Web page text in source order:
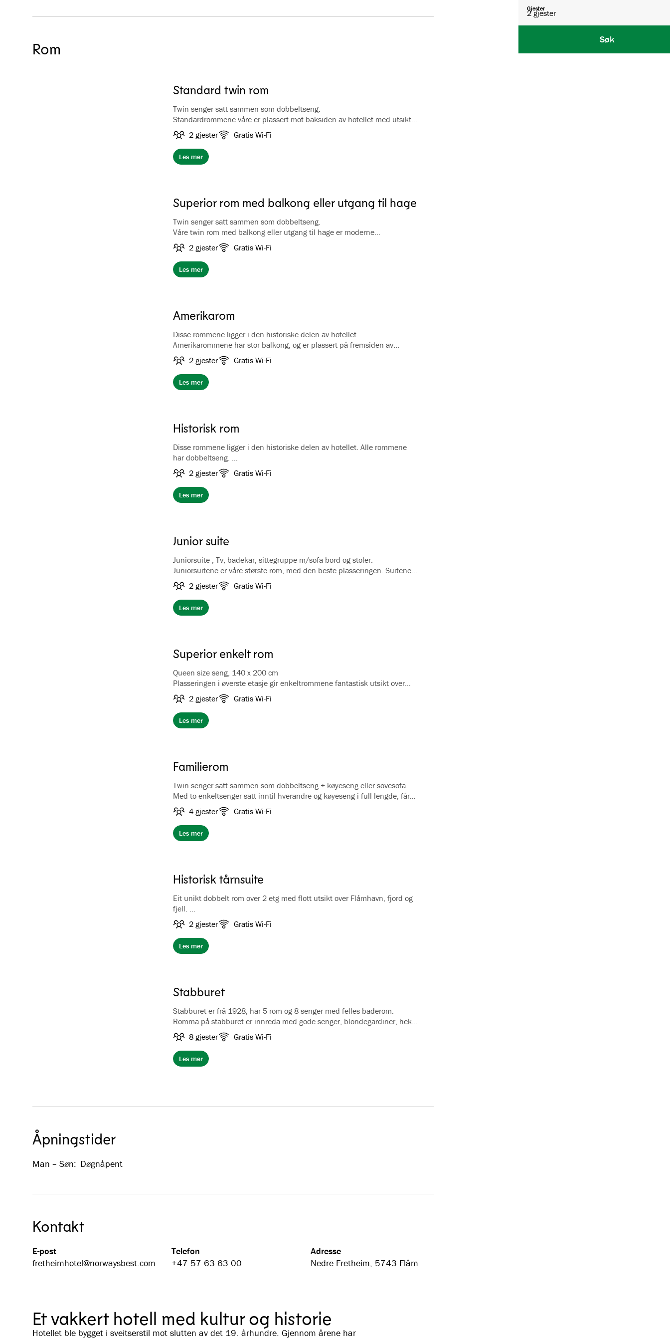
Gjester
2 gjester
Søk
Rom
Standard twin rom
Twin senger satt sammen som dobbeltseng.
Standardrommene våre er plassert mot baksiden av hotellet med utsikt
mot fjellet, og stiene i Fretheim Kulturpark. Rommene har kaffe/te
fasiliteter, koffertbenk, garderobe, TV og hårføner. Bad med badekar.
2 gjester Gratis Wi-Fi
Les mer
Superior rom med balkong eller utgang til hage
Twin senger satt sammen som dobbeltseng.
Våre twin rom med balkong eller utgang til hage er moderne
standardrom med utsikt mot hage og/eller fjord. De fleste rommene
ligger på fremsiden av hotellet. Bad med badekar.
2 gjester Gratis Wi-Fi
Les mer
Amerikarom
Disse rommene ligger i den historiske delen av hotellet.
Amerikarommene har stor balkong, og er plassert på fremsiden av
hotellet med utsikt mot hotellhagen og Aurlandsfjorden. Baderom med
dusj. Rommene har kaffe/te fasiliteter, koffertbenk, garderobe, TV og
hårføner.
2 gjester Gratis Wi-Fi
Les mer
Historisk rom
Disse rommene ligger i den historiske delen av hotellet. Alle rommene
har dobbeltseng.
Hvert av de 17 historiske rommene er unike, både av størrelse og av
fargetema. Alle rommene er innredet med vakre, antikke møbler og en
unik atmosfære. Også badene gjenspeiler historien med forgylte kraner
og badekar med løveføtter på en del av rommene. Alle rommene har
2 gjester Gratis Wi-Fi
Les mer
Junior suite
Juniorsuite , Tv, badekar, sittegruppe m/sofa bord og stoler.
Juniorsuitene er våre største rom, med den beste plasseringen. Suitene
ligger i enden av hotellet, og alle har enten balkong eller uteplass mot
hagen og fjorden. Juniorsuitene inneholder to enkeltsenger satt sammen
som dobbeltseng og en sittegruppe med sofa. Rommene har kaffe/te
fasiliteter, koffertbenk, garderobe, TV og hårføner.
2 gjester Gratis Wi-Fi
Les mer
Superior enkelt rom
Queen size seng, 140 x 200 cm
Plasseringen i øverste etasje gir enkeltrommene fantastisk utsikt over
Flåm, fjorden og fjellene rundt. På vinteren har du førsteklasses utsikt
mot stjernehimmelen fra det koselige karnappvinduet. Rommene queen
size seng, 140 x 200 cm, kaffe/te fasiliteter, koffertbenk, garderobe, TV
og hårføner. Bad med badekar.
2 gjester Gratis Wi-Fi
Les mer
Familierom
Twin senger satt sammen som dobbeltseng + køyeseng eller sovesofa.
Med to enkeltsenger satt inntil hverandre og køyeseng i full lengde, får
hele familien på fire god plass på familierommene våre. De fleste
rommene ligger på baksiden av hotellet, med utsikt mot hage og
Fretheim kulturpark. 1 av familierommene ligger i toppetasje og har
karnappvindu.
4 gjester Gratis Wi-Fi
Les mer
Historisk tårnsuite
Eit unikt dobbelt rom over 2 etg med flott utsikt over Flåmhavn, fjord og
fjell.
På første plan finner du baderommet med et herlig boblebad, mens på
andre plan finner du dobbeltseng og en sittegruppe der du kan slappe
av og nyte utsikten over Flåm. Kombinasjonen av delikate antikke
møbler og en eventyrlig utsikt gjør tårnsuiten populær blant
2 gjester Gratis Wi-Fi
Les mer
Stabburet
Stabburet er frå 1928, har 5 rom og 8 senger med felles baderom.
Romma på stabburet er innreda med gode senger, blondegardiner, hekla
sengeteppe og koselig atmosfære. Dei 5 soveromma har alle vask på
rommet, og eit felles bad med toalett, vask og dusj.
Stabburet er ein perfekt stad for venegjengar.
8 gjester Gratis Wi-Fi
Les mer
Åpningstider
Man – Søn: Døgnåpent
Kontakt
E-post
fretheimhotel@­norwaysbest.com
Telefon
+47 57 63 63 00
Adresse
Nedre Fretheim, 5743 Flåm
Et vakkert hotell med kultur og historie
Hotellet ble bygget i sveitserstil mot slutten av det 19. århundre. Gjennom årene har